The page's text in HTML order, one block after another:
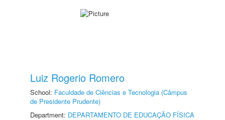
Luiz Rogerio Romero
School: Faculdade de Ciências e Tecnologia (Câmpus
de Presidente Prudente)
Department: DEPARTAMENTO DE EDUCAÇÃO FÍSICA